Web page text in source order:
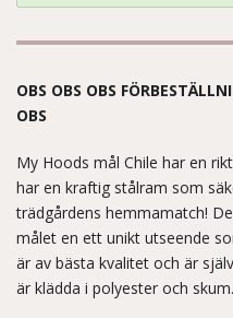
OBS OBS OBS
OBS
My Hoods mål Chile har en
har en kraftig stålram som
trädgårdens hemmamatch!
målet en ett unikt utseende
är av bästa kvalitet och är
är klädda i polyester och skum.